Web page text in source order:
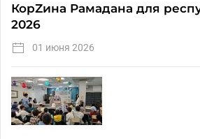
КорZина Рамадана для
2026
01 июня 2026